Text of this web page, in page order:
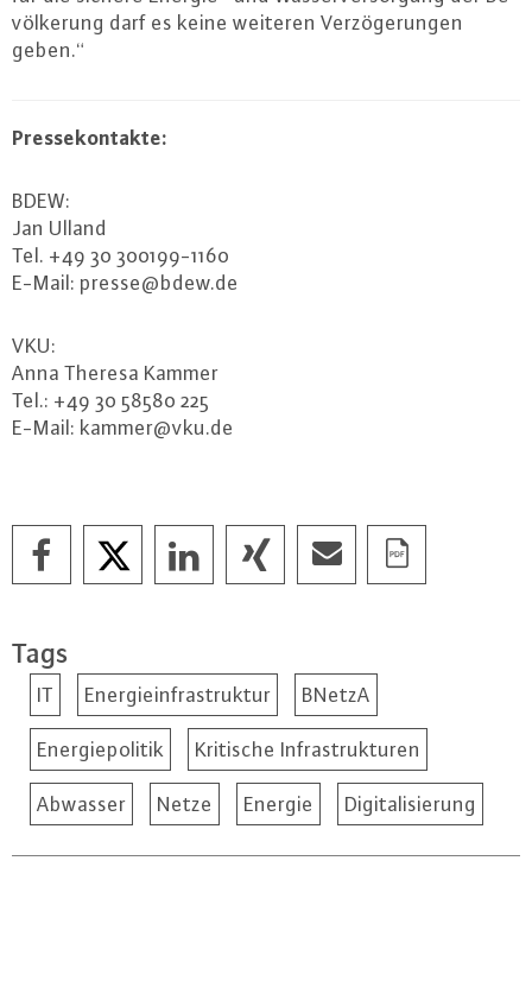
völ­ke­rung darf es keine weiteren Ver­zö­ge­run­gen
geben.“
Pres­se­kon­tak­te:
BDEW:
Jan Ulland
Tel. +49 30 300199-1160
E-Mail: presse@​bdew.​de
VKU:
Anna Theresa Kammer
Tel.: +49 30 58580 225
E-Mail: kammer@​vku.​de
Tags
IT Energieinfrastruktur BNetzA
Energiepolitik Kritische Infrastrukturen
Abwasser Netze Energie Digitalisierung